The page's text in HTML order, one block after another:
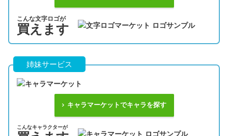
こんな文字ロゴが
買えます
姉妹サービス
キャラマーケットでキャラを探す
こんなキャラクターが